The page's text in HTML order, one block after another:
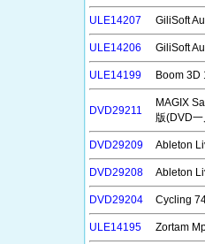
ULE14207 GiliSoft
ULE14206 GiliSoft
ULE14199 Boom 3D
DVD29211
MAGIX
版(DVD
DVD29209 Ableton
DVD29208 Ableton
DVD29204 Cycling
ULE14195 Zortam